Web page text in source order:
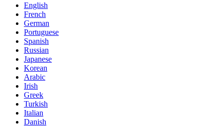
English
French
German
Portuguese
Spanish
Russian
Japanese
Korean
Arabic
Irish
Greek
Turkish
Italian
Danish